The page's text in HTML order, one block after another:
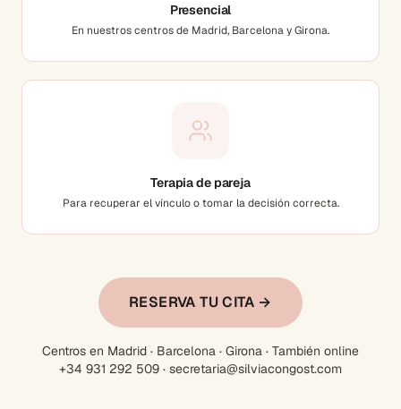
Presencial
En nuestros centros de Madrid, Barcelona y Girona.
Terapia de pareja
Para recuperar el vínculo o tomar la decisión correcta.
RESERVA TU CITA →
Centros en Madrid · Barcelona · Girona · También online
+34 931 292 509 · secretaria@silviacongost.com